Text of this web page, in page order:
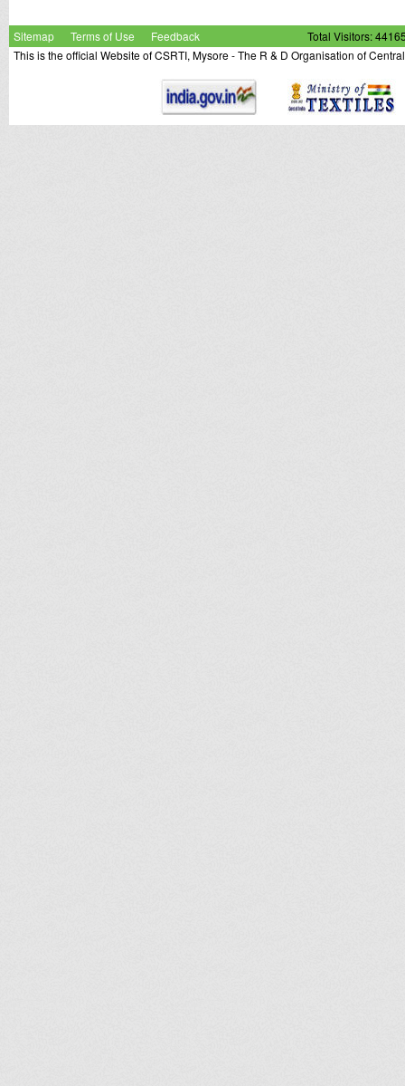
Sitemap Terms of Use Feedback
Total Visitors:
This is the official Website of CSRTI, Mysore - The R & D Organisation of